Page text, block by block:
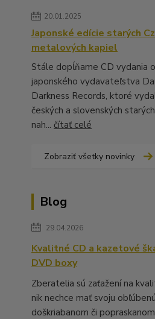
20.01.2025
Japonské edície starých
metalových kapiel
Stále dopĺňame CD vydania
japonského vydavateľstva
Darkness Records, ktoré
českých a slovenských
nah... čítať celé
Zobraziť všetky novinky
Blog
29.04.2026
Kvalitné CD a kazetové
DVD boxy
Zberatelia sú zaťažení na
nik nechce mať svoju
doškriabanom či